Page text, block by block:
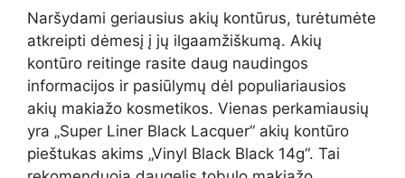
Naršydami geriausius akių kontūrus, turėtumėte
atkreipti dėmesį į jų ilgaamžiškumą. Akių
kontūro reitinge rasite daug naudingos
informacijos ir pasiūlymų dėl populiariausios
akių makiažo kosmetikos. Vienas perkamiausių
yra „Super Liner Black Lacquer“ akių kontūro
pieštukas akims „Vinyl Black Black 14g“. Tai